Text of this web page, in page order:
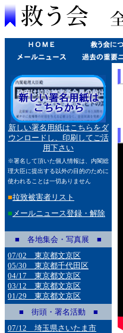
新しい署名用紙はこちらをダ
ウンロードし、印刷してご活
用下さい
※署名して頂いた個人情報は、内閣総
理大臣に提出する以外の目的のために
使われることは一切ありません
■拉致被害者リスト
■ メールニュース登録・解除
■ 各地集会・写真展 ■
07/02 東京都文京区
05/30 東京都千代田区
04/17 東京都文京区
03/12 東京都文京区
01/29 東京都文京区
■ 街頭・署名活動 ■
07/12 埼玉県さいたま市